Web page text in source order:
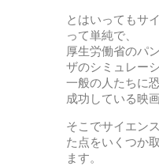
とはいってもサ
って単純で、
厚生労働省のパ
ザのシミュレー
一般の人たちに
成功している映
そこでサイエン
た点をいくつか
ます。